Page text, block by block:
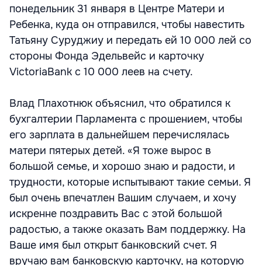
понедельник 31 января в Центре Матери и
Ребенка, куда он отправился, чтобы навестить
Татьяну Суруджиу и передать ей 10 000 лей со
стороны Фонда Эдельвейс и карточку
VictoriaBank с 10 000 леев на счету.
Влад Плахотнюк объяснил, что обратился к
бухгалтерии Парламента с прошением, чтобы
его зарплата в дальнейшем перечислялась
матери пятерых детей. «Я тоже вырос в
большой семье, и хорошо знаю и радости, и
трудности, которые испытывают такие семьи. Я
был очень впечатлен Вашим случаем, и хочу
искренне поздравить Вас с этой большой
радостью, а также оказать Вам поддержку. На
Ваше имя был открыт банковский счет. Я
вручаю вам банковскую карточку, на которую